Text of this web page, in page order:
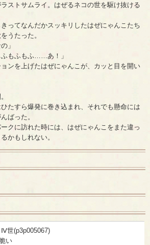
ストサムライ。はぜるネコの世を駆け抜ける
ってなんだかスッキリしたはぜにゃんこたち
うたった。
」
ふもふもふ……あ！」
ンを上げたはぜにゃんこが、カッと目を開い
たすら爆発に巻き込まれ、それでも懸命には
ばった。
クに訪れた時には、はぜにゃんこをまた違っ
かもしれない。
世(p3p005067)
い